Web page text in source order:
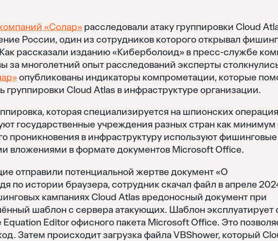
«Солар» расследовали атаку группировки Cloud
России, один из сотрудников которого открывал
рассказали изданию «Киберболоид» в пресс-службе
за многолетний опыт расследований эксперты
опубликованы индикаторы компрометации, которые
группировки Cloud Atlas в инфраструктуре организации.
которая специализируется на шпионских
государственные учреждения разных стран как минимум
проникновения в инфраструктуру используют фишинговые
вложениями в формате документов Microsoft Office.
отправили потенциальной жертве документ «О
по истории браузера, сотрудник скачал файл в апреле
кампаниях Cloud Atlas вредоносный документ при
шаблон с сервера атакующих. Шаблон эксплуатирует
Equation Editor офисного пакета Microsoft Office. Это
Затем происходит загрузка файла VBShower, который